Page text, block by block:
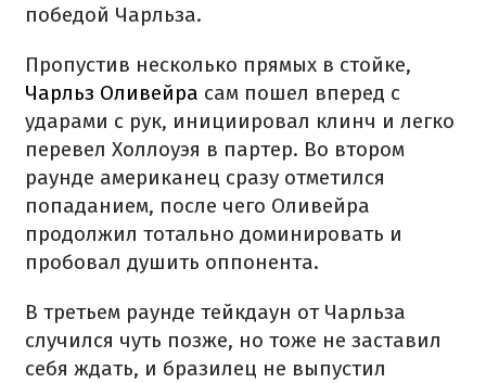
победой Чарльза.
Пропустив несколько прямых в стойке,
Чарльз Оливейра сам пошел вперед с
ударами с рук, инициировал клинч и легко
перевел Холлоуэя в партер. Во втором
раунде американец сразу отметился
попаданием, после чего Оливейра
продолжил тотально доминировать и
пробовал душить оппонента.
В третьем раунде тейкдаун от Чарльза
случился чуть позже, но тоже не заставил
себя ждать, и бразилец не выпустил